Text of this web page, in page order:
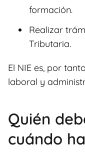
formación.
Realizar
Tributaria.
El NIE es, por
laboral y
Quién
cuándo